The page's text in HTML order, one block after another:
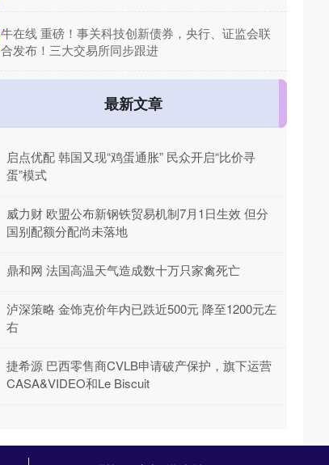
​牛在线 重磅！事关科技创新债券，央行、证监会联
合发布！三大交易所同步跟进
最新文章
启点优配 韩国又现“鸡蛋通胀” 民众开启“比价寻
蛋”模式
威力财 欧盟公布新钢铁贸易机制7月1日生效 但分
国别配额分配尚未落地
鼎和网 法国高温天气造成数十万只家禽死亡
泸深策略 金饰克价年内已跌近500元 降至1200元左
右
捷希源 巴西零售商CVLB申请破产保护，旗下运营
CASA&VIDEO和Le Biscuit